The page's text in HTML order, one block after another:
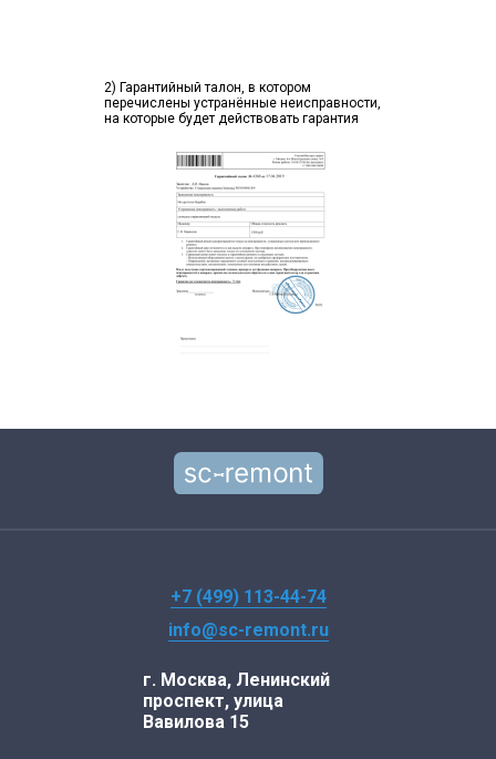
2) Гарантийный талон, в котором
перечислены устранённые неисправности,
на которые будет действовать гарантия
+7 (499) 113-44-74
info@sc-remont.ru
г. Москва, Ленинский
проспект, улица
Вавилова 15